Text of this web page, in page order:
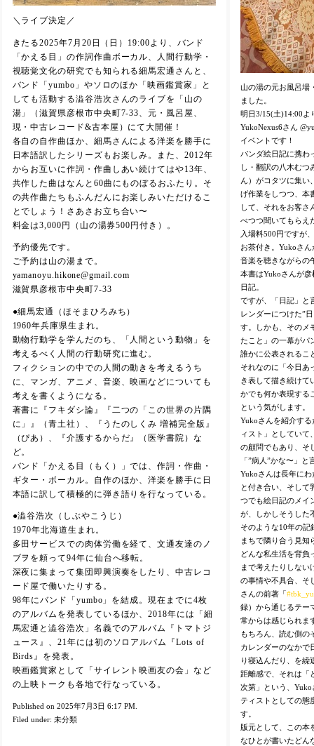
＼ライブ決定／
きたる2025年7月20日（日）19:00より、バンド
「かえる目」の作詞作曲ボーカル、人間行動学・
視聴覚文化の研究でも知られる細馬宏通さんと、
バンド「yumbo」やソロのほか「映画鑑賞家」と
しても活動する澁谷浩次さんのライブを「山の
湯」（滋賀県彦根市中央町7-33、元・風呂屋、
現・中古レコード&古本屋）にて大開催！
各自の自作曲ほか、細馬さんによる洋楽を勝手に
日本語訳したシリーズもお楽しみ。また、2012年
からお互いに作詞・作曲しあい続けてはや13年、
共作した曲はなんと60曲にものぼるおふたり。そ
の共作曲たちもふんだんにお楽しみいただけるこ
とでしょう！さあさお立ち合い〜
料金は3,000円（山の湯券500円付き）。
予約優先です。
ご予約は山の湯まで。
yamanoyu.hikone@gmail.com
滋賀県彦根市中央町7-33
●細馬宏通（ほそまひろみち）
1960年兵庫県生まれ。
動物行動学を学んだのち、「人間という動物」を
考えるべく人間の行動研究に進む。
フィクションの中での人間の動きを考えるうち
に、マンガ、アニメ、音楽、映画などについても
考えを書くようになる。
著書に『フキダシ論』『二つの「この世界の片隅
に」』（青土社）、『うたのしくみ 増補完全版』
（ぴあ）、『介護するからだ』（医学書院）な
ど。
バンド「かえる目（もく）」では、作詞・作曲・
ギター・ボーカル。自作のほか、洋楽を勝手に日
本語に訳して積極的に弾き語りを行なっている。
●澁谷浩次（しぶやこうじ）
1970年北海道生まれ。
多田サービスでの肉体労働を経て、文通友達のノ
ブヲを頼って94年に仙台へ移転。
深夜に集まって集団即興演奏をしたり、中古レコ
ード屋で働いたりする。
98年にバンド「yumbo」を結成。現在までに4枚
のアルバムを発表しているほか、2018年には「細
馬宏通と澁谷浩次」名義でのアルバム『トマトジ
ュース』、21年には初のソロアルバム『Lots of
Birds』を発表。
映画鑑賞家として「サイレント映画友の会」など
の上映トークも各地で行なっている。
Published on 2025年7月3日 6:17 PM.
Filed under: 未分類
山の湯の元お風呂場
ました。
明日3/15(土)14:00よ
YukoNexus6さん
イベントです！
パンダ絵日記に携わ
し・翻訳の八木むつ
ん）がコタツに集い
げ作業をしつつ、本
して、それをお客さ
べつつ聞いてもらえ
入場料500円ですが
お茶付き。Yukoさ
音楽を聴きながらの
本書はYukoさんが
日記。
ですが、「日記」と
レンダーにつけた”
す。しかも、そのメ
たこと」の一幕がパ
誰かに公表されるこ
それなのに「今日あ
き表して描き続けて
かでも何か表現する
という気がします。
Yukoさんを紹介す
ィスト」としていて
の顧問でもあり、そ
「”病人”かな〜」と
Yukoさんは長年に
と付き合い、そして
つでも絵日記のメイ
が、しかしそうした
そのような10年の記
まちで隣り合う見知
どんな私生活を背負
まで考えたりしない
の事情や不具合、そ
さんの前著「
録）から通じるテー
常からは感じられま
もちろん、読む側の
カレンダーのなかで
り寝込んだり、を
距離感で、それは「
次第」という、
ティストとしての態
す。
版元として、この本
なひとが書いたどん